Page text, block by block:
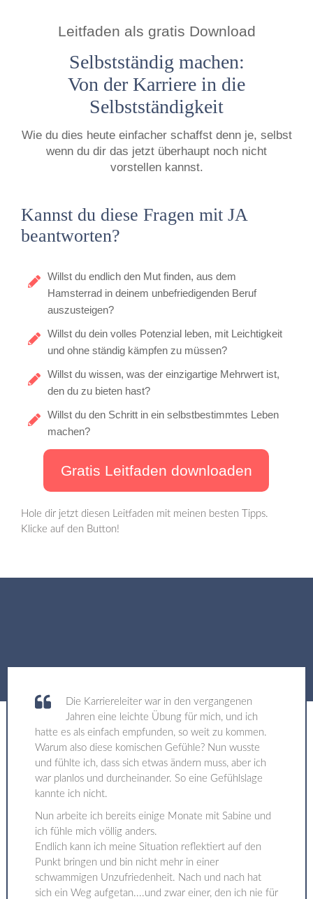
Leitfaden als gratis Download
Selbstständig machen:
Von der Karriere in die
Selbstständigkeit
Wie du dies heute einfacher schaffst denn je, selbst
wenn du dir das jetzt überhaupt noch nicht
vorstellen kannst.
Kannst du diese Fragen mit JA
beantworten?
Willst du endlich den Mut finden, aus dem
Hamsterrad in deinem unbefriedigenden Beruf
auszusteigen?
Willst du dein volles Potenzial leben, mit Leichtigkeit
und ohne ständig kämpfen zu müssen?
Willst du wissen, was der einzigartige Mehrwert ist,
den du zu bieten hast?
Willst du den Schritt in ein selbstbestimmtes Leben
machen?
Gratis Leitfaden downloaden
Hole dir jetzt diesen Leitfaden mit meinen besten Tipps.
Klicke auf den Button!
Die Karriereleiter war in den vergangenen
Jahren eine leichte Übung für mich, und ich
hatte es als einfach empfunden, so weit zu kommen.
Warum also diese komischen Gefühle? Nun wusste
und fühlte ich, dass sich etwas ändern muss, aber ich
war planlos und durcheinander. So eine Gefühlslage
kannte ich nicht.
Nun arbeite ich bereits einige Monate mit Sabine und
ich fühle mich völlig anders.
Endlich kann ich meine Situation reflektiert auf den
Punkt bringen und bin nicht mehr in einer
schwammigen Unzufriedenheit. Nach und nach hat
sich ein Weg aufgetan....und zwar einer, den ich nie für